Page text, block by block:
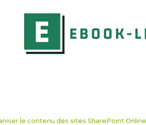
le contenu des sites SharePoint